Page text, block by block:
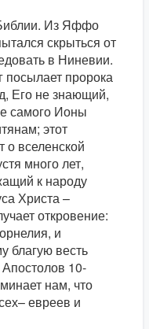
Из Яффо
скрыться от
в Ниневии.
посылает пророка
Его не знающий,
самого Ионы
этот
о вселенской
много лет,
к народу
Христа –
откровение:
и
благую весть
10-
нам, что
евреев и